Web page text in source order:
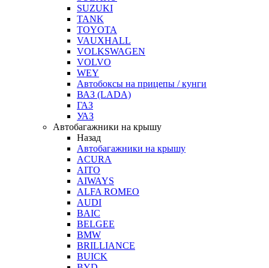
SUZUKI
TANK
TOYOTA
VAUXHALL
VOLKSWAGEN
VOLVO
WEY
Автобоксы на прицепы / кунги
ВАЗ (LADA)
ГАЗ
УАЗ
Автобагажники на крышу
Назад
Автобагажники на крышу
ACURA
AITO
AIWAYS
ALFA ROMEO
AUDI
BAIC
BELGEE
BMW
BRILLIANCE
BUICK